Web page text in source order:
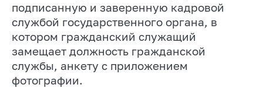
подписанную и заверенную кадровой
службой государственного органа, в
котором гражданский служащий
замещает должность гражданской
службы, анкету с приложением
фотографии.